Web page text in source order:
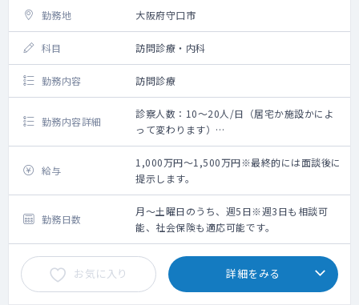
勤務地 大阪府守口市
科目 訪問診療・内科
勤務内容 訪問診療
勤務内容詳細
診察人数：10～20人/日（居宅か施設かによ
って変わります）
【勤務内容】
居宅6割、施設4割の訪問診療で、神経難病・
終末期や循環器疾患・老年期疾患の患者さん
が中心です。
医師、在宅コーディネーターの2名、場合によ
って看護師を加えた3名体制になります。
運転可能であればありがたいですが、運転に
関しては一度ご相談ください。
当日、臨時往診をご依頼する可能性もござい
ます。
給与
1,000万円～1,500万円※最終的には面談後に
提示します。
勤務日数
月～土曜日のうち、週5日※週3日も相談可
能、社会保険も適応可能です。
お気に入り 詳細をみる